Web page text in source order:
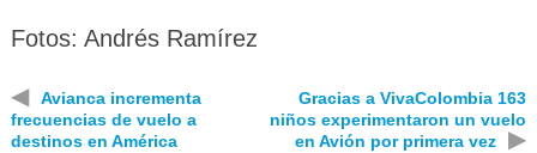
Fotos: Andrés Ramírez
◀
Avianca incrementa
frecuencias de vuelo a
destinos en América
Gracias a VivaColombia 163
niños experimentaron un vuelo
en Avión por primera vez
▶